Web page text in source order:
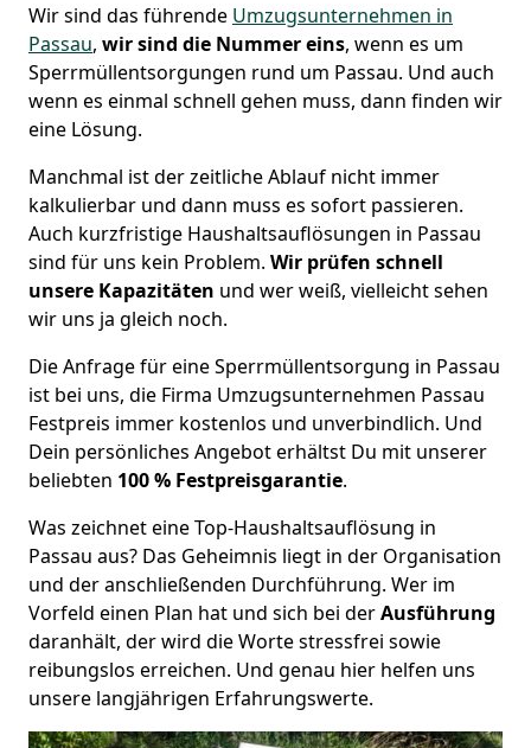
Wir sind das führende Umzugsunternehmen in
Passau, wir sind die Nummer eins, wenn es um
Sperrmüllentsorgungen rund um Passau. Und auch
wenn es einmal schnell gehen muss, dann finden wir
eine Lösung.
Manchmal ist der zeitliche Ablauf nicht immer
kalkulierbar und dann muss es sofort passieren.
Auch kurzfristige Haushaltsauflösungen in Passau
sind für uns kein Problem. Wir prüfen schnell
unsere Kapazitäten und wer weiß, vielleicht sehen
wir uns ja gleich noch.
Die Anfrage für eine Sperrmüllentsorgung in Passau
ist bei uns, die Firma Umzugsunternehmen Passau
Festpreis immer kostenlos und unverbindlich. Und
Dein persönliches Angebot erhältst Du mit unserer
beliebten 100 % Festpreisgarantie.
Was zeichnet eine Top-Haushaltsauflösung in
Passau aus? Das Geheimnis liegt in der Organisation
und der anschließenden Durchführung. Wer im
Vorfeld einen Plan hat und sich bei derAusführung
daranhält, der wird die Worte stressfrei sowie
reibungslos erreichen. Und genau hier helfen uns
unsere langjährigen Erfahrungswerte.